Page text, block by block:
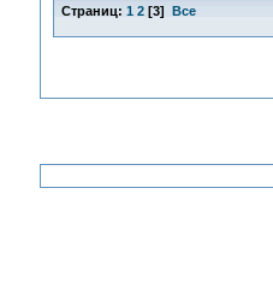
Страниц: 1 2[3] Все